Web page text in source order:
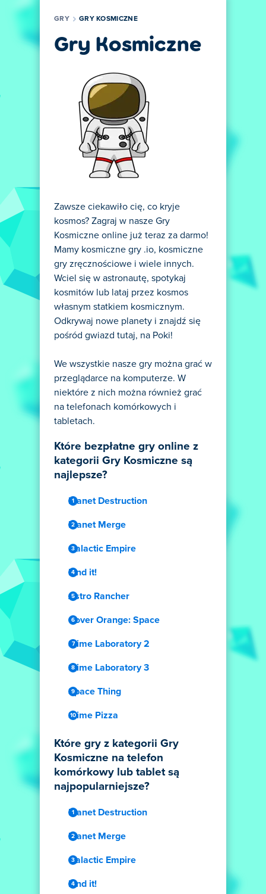
GRY GRY KOSMICZNE
Gry Kosmiczne
Zawsze ciekawiło cię, co kryje
kosmos? Zagraj w nasze Gry
Kosmiczne online już teraz za darmo!
Mamy kosmiczne gry .io, kosmiczne
gry zręcznościowe i wiele innych.
Wciel się w astronautę, spotykaj
kosmitów lub lataj przez kosmos
własnym statkiem kosmicznym.
Odkrywaj nowe planety i znajdź się
pośród gwiazd tutaj, na Poki!
We wszystkie nasze gry można grać w
przeglądarce na komputerze. W
niektóre z nich można również grać
na telefonach komórkowych i
tabletach.
Które bezpłatne gry online z
kategorii Gry Kosmiczne są
najlepsze?
Planet Destruction
Planet Merge
Galactic Empire
Find it!
Astro Rancher
Cover Orange: Space
Slime Laboratory 2
Slime Laboratory 3
Space Thing
Slime Pizza
Które gry z kategorii Gry
Kosmiczne na telefon
komórkowy lub tablet są
najpopularniejsze?
Planet Destruction
Planet Merge
Galactic Empire
Find it!